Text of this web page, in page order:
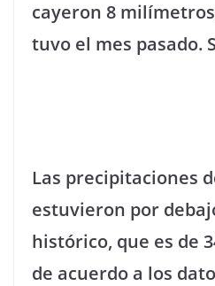
cayeron 8
tuvo el mes pasado.
Las precipitaciones
estuvieron por
histórico, que es de
de acuerdo a los